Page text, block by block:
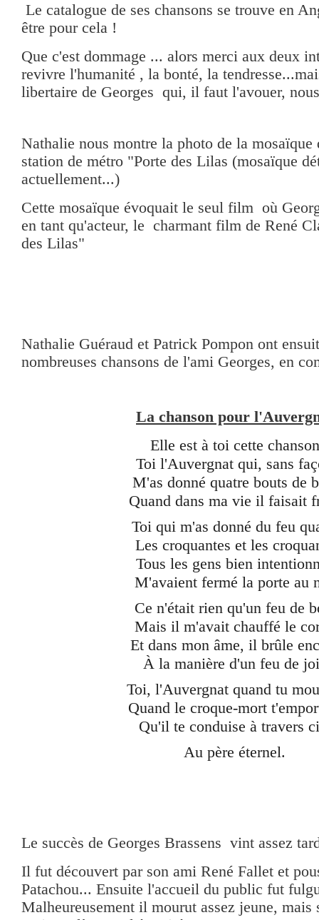
Le catalogue de ses chansons se trouve en
être pour cela !
Que c'est dommage ... alors merci aux deux
revivre l'humanité , la bonté, la
libertaire de Georges qui, il faut l'avouer,
Nathalie nous montre la photo de la
station de métro "Porte des Lilas (mosaïque
actuellement...)
Cette mosaïque évoquait le seul film où
en tant qu'acteur, le charmant film de René
des Lilas"
Nathalie Guéraud et Patrick Pompon ont
nombreuses chansons de l'ami Georges, en
La chanson pour
Elle est à toi cette chanson
Toi l'Auvergnat qui, sans
M'as donné quatre bouts de
Quand dans ma vie il faisait
Toi qui m'as donné du feu
Les croquantes et les
Tous les gens bien
M'avaient fermé la porte au
Ce n'était rien qu'un feu de
Mais il m'avait chauffé le
Et dans mon âme, il brûle
À la manière d'un feu de
Toi, l'Auvergnat quand tu
Quand le croque-mort
Qu'il te conduise à travers
Au père éternel.
Le succès de Georges Brassens vint assez
Il fut découvert par son ami René Fallet et
Patachou... Ensuite l'accueil du public fut
Malheureusement il mourut assez jeune, mais